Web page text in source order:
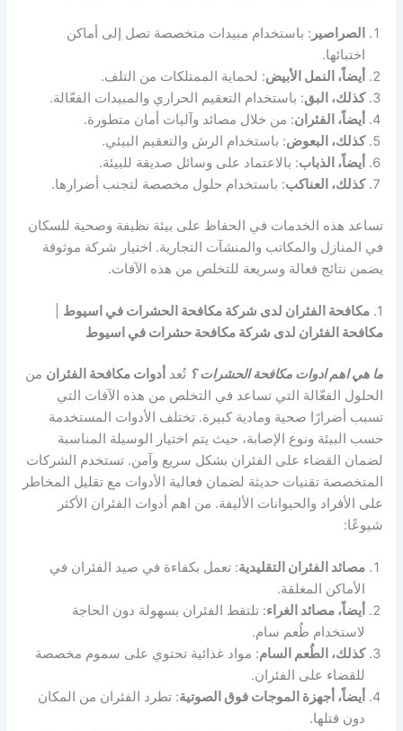
الصراصير : باستخدام مبيدات متخصصة تصل إلى أماكن
اختبائها.
أيضاً، النمل الأبيض: لحماية الممتلكات من التلف.
كذلك، البق: باستخدام التعقيم الحراري والمبيدات الفعّالة.
أيضاً، الفئران: من خلال مصائد وآليات أمان متطورة.
كذلك، البعوض: باستخدام الرش والتعقيم البيئي.
أيضاً، الذباب: بالاعتماد على وسائل صديقة للبيئة.
كذلك، العناكب: باستخدام حلول مخصصة لتجنب أضرارها.
تساعد هذه الخدمات في الحفاظ على بيئة نظيفة وصحية للسكان
في المنازل والمكاتب والمنشآت التجارية. اختيار شركة موثوقة
يضمن نتائج فعالة وسريعة للتخلص من هذه الآفات.
1. مكافحة الفئران لدى شركة مكافحة الحشرات في اسيوط
مكافحة الفئران لدى شركة مكافحة حشرات في اسيوط
ما هي اهم ادوات مكافحة الحشرات ؟ تُعد أدوات مكافحة الفئران من
الحلول الفعّالة التي تساعد في التخلص من هذه الآفات التي
تسبب أضرارًا صحية ومادية كبيرة. تختلف الأدوات المستخدمة
حسب البيئة ونوع الإصابة، حيث يتم اختيار الوسيلة المناسبة
لضمان القضاء على الفئران بشكل سريع وآمن. تستخدم الشركات
المتخصصة تقنيات حديثة لضمان فعالية الأدوات مع تقليل المخاطر
على الأفراد والحيوانات الأليفة. من اهم أدوات الفئران الأكثر
شيوعًا:
مصائد الفئران التقليدية: تعمل بكفاءة في صيد الفئران في
الأماكن المغلقة.
أيضاً، مصائد الغراء: تلتقط الفئران بسهولة دون الحاجة
لاستخدام طُعم سام.
كذلك، الطُعم السام: مواد غذائية تحتوي على سموم مخصصة
للقضاء على الفئران.
أيضاً، أجهزة الموجات فوق الصوتية: تطرد الفئران من المكان
دون قتلها.